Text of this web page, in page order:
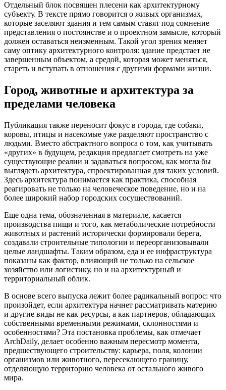
Отдельный блок посвящен плесени как архитектурному
субъекту. В тексте прямо говорится о живых организмах,
которые заселяют здания и тем самым ставят под сомнение
представления о постоянстве и о проектном замысле, который
должен оставаться неизменным. Такой угол зрения меняет
саму оптику архитектурного контроля: здание предстает не
завершенным объектом, а средой, которая может меняться,
стареть и вступать в отношения с другими формами жизни.
Город, животные и архитектура за
пределами человека
Публикация также переносит фокус в города, где собаки,
коровы, птицы и насекомые уже разделяют пространство с
людьми. Вместо абстрактного вопроса о том, как учитывать
«других» в будущем, редакция предлагает смотреть на уже
существующие реалии и задаваться вопросом, как могла бы
выглядеть архитектура, спроектированная для таких условий.
Здесь архитектура понимается как практика, способная
реагировать не только на человеческое поведение, но и на
более широкий набор городских сосуществований.
Еще одна тема, обозначенная в материале, касается
производства пищи и того, как метаболические потребности
животных и растений исторически формировали берега,
создавали строительные типологии и переорганизовывали
целые ландшафты. Таким образом, еда и ее инфраструктура
показаны как фактор, влияющий не только на сельское
хозяйство или логистику, но и на архитектурный и
территориальный облик.
В основе всего выпуска лежит более радикальный вопрос: что
произойдет, если архитектура начнет рассматривать материю
и другие виды не как ресурсы, а как партнеров, обладающих
собственными временны́ми режимами, склонностями и
особенностями? Эта постановка проблемы, как отмечает
ArchDaily, делает особенно важным пересмотр момента,
предшествующего строительству: карьера, поля, колонии
организмов или животного, пересекающего границу,
отделяющую территорию человека от остального живого
мира.